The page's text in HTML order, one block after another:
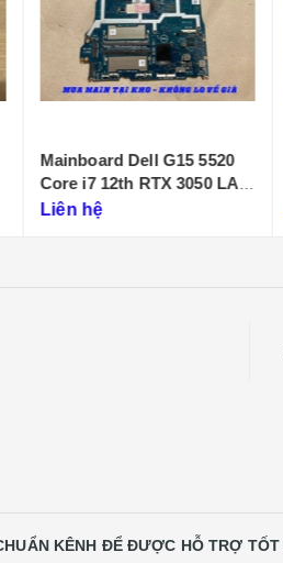
Main Dell Latitude 7430 -
7330 Core i Thế hệ 12
Liên hệ